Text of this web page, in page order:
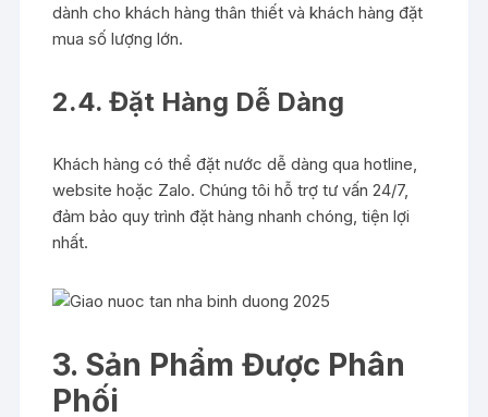
dành cho khách hàng thân thiết và khách hàng đặt
mua số lượng lớn.
2.4. Đặt Hàng Dễ Dàng
Khách hàng có thể đặt nước dễ dàng qua hotline,
website hoặc Zalo. Chúng tôi hỗ trợ tư vấn 24/7,
đảm bảo quy trình đặt hàng nhanh chóng, tiện lợi
nhất.
3. Sản Phẩm Được Phân
Phối